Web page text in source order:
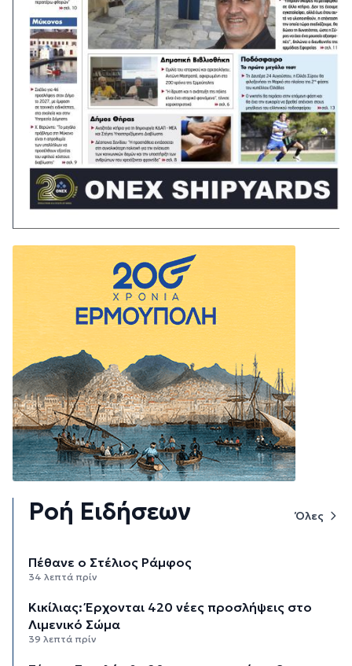
Ροή Ειδήσεων Όλες
Πέθανε ο Στέλιος Ράμφος
34 λεπτά πρίν
Κικίλιας: Έρχονται 420 νέες προσλήψεις στο
Λιμενικό Σώμα
39 λεπτά πρίν